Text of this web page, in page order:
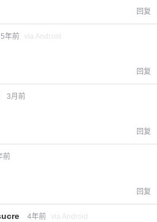
回复
5年前 via Android
回复
3月前
回复
前
回复
4年前 via Android